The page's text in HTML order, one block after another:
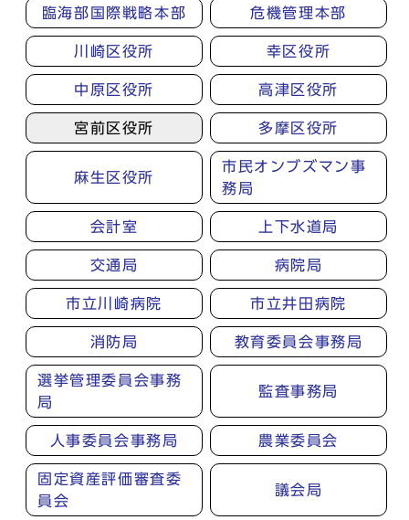
臨海部国際戦略本部 危機管理本部
川崎区役所 幸区役所
中原区役所 高津区役所
宮前区役所 多摩区役所
麻生区役所
市民オンブズマン事
務局
会計室 上下水道局
交通局 病院局
市立川崎病院 市立井田病院
消防局 教育委員会事務局
選挙管理委員会事務
局
監査事務局
人事委員会事務局 農業委員会
固定資産評価審査委
員会
議会局